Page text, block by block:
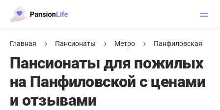
Главная Пансионаты Метро Панфиловская
Пансионаты для пожилых
на Панфиловской с ценами
и отзывами